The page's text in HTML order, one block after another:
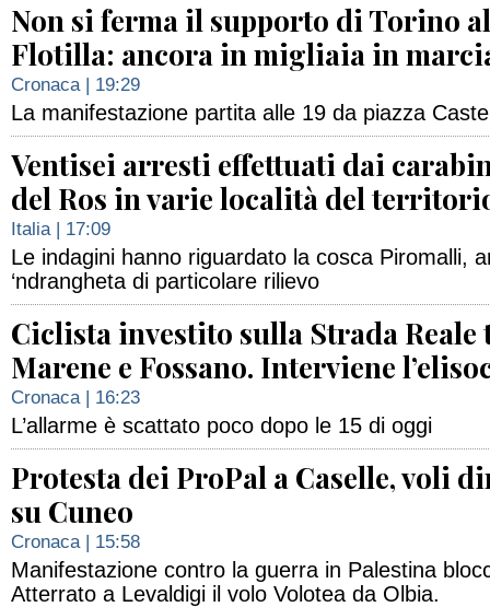
Non si ferma il supporto di Torino
Flotilla: ancora in migliaia in
Cronaca| 19:29
La manifestazione partita alle 19 da piazza
Ventisei arresti effettuati dai
del Ros in varie località del
Italia| 17:09
Le indagini hanno riguardato la cosca Piromalli,
‘ndrangheta di particolare rilievo
Ciclista investito sulla Strada Reale
Marene e Fossano. Interviene
Cronaca| 16:23
L’allarme è scattato poco dopo le 15 di oggi
Protesta dei ProPal a Caselle, voli
su Cuneo
Cronaca| 15:58
Manifestazione contro la guerra in Palestina
Atterrato a Levaldigi il volo Volotea da Olbia.